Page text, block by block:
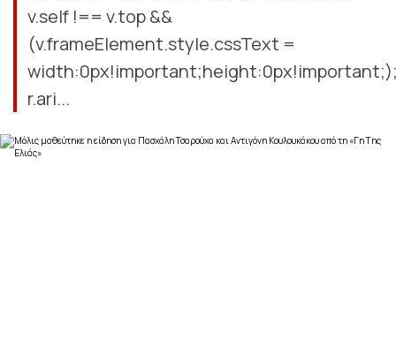
v.self !== v.top &&
(v.frameElement.style.cssText =
r.ari...